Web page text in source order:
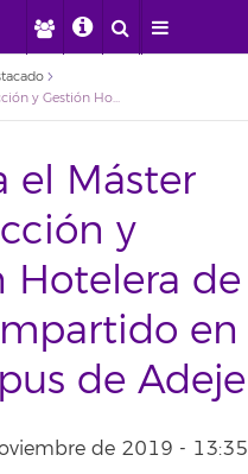
Arranca el Máster en Dirección y Gestión Hotelera de la ULL impartido en el Campus de Adeje
el Máster
y
Hotelera de
en
de Adeje
de 2019 - 13:35